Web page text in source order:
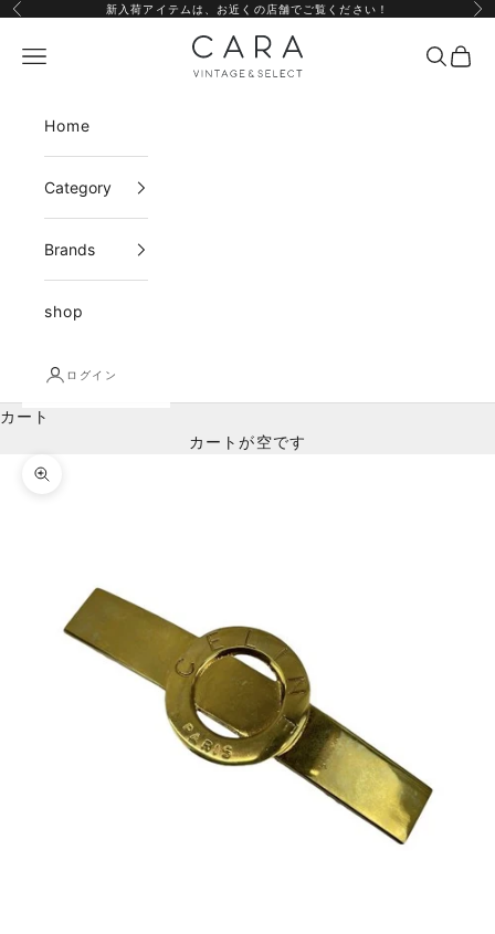
コンテンツへスキップ
前へ 新入荷アイテムは、 お近くの店舗でご覧ください！ 次
CARA vintage&select
メニュー 検索カー
Home
Category
Brands
shop
ログイン
カート
カートが空です
ズームイン